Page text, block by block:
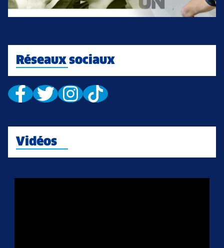
Réseaux sociaux
Vidéos